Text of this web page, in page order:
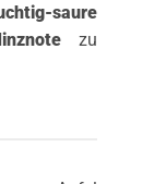
saure
zu